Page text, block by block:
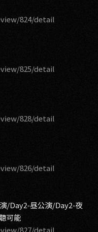
824/detail
825/detail
828/detail
826/detail
/Day2-昼公演/Day2-夜
可能
827/detail